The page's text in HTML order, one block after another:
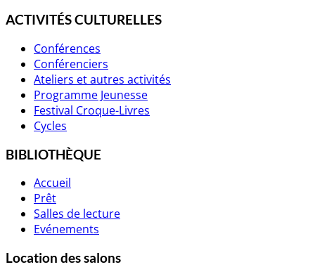
ACTIVITÉS CULTURELLES
Conférences
Conférenciers
Ateliers et autres activités
Programme Jeunesse
Festival Croque-Livres
Cycles
BIBLIOTHÈQUE
Accueil
Prêt
Salles de lecture
Evénements
Location des salons